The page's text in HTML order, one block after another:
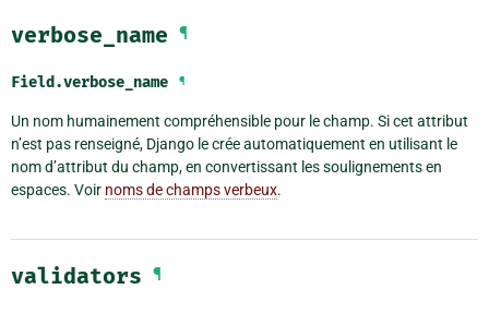
verbose_name ¶
Field.verbose_name ¶
Un nom humainement compréhensible pour le champ. Si cet attribut
n’est pas renseigné, Django le crée automatiquement en utilisant le
nom d’attribut du champ, en convertissant les soulignements en
espaces. Voir noms de champs verbeux.
validators ¶